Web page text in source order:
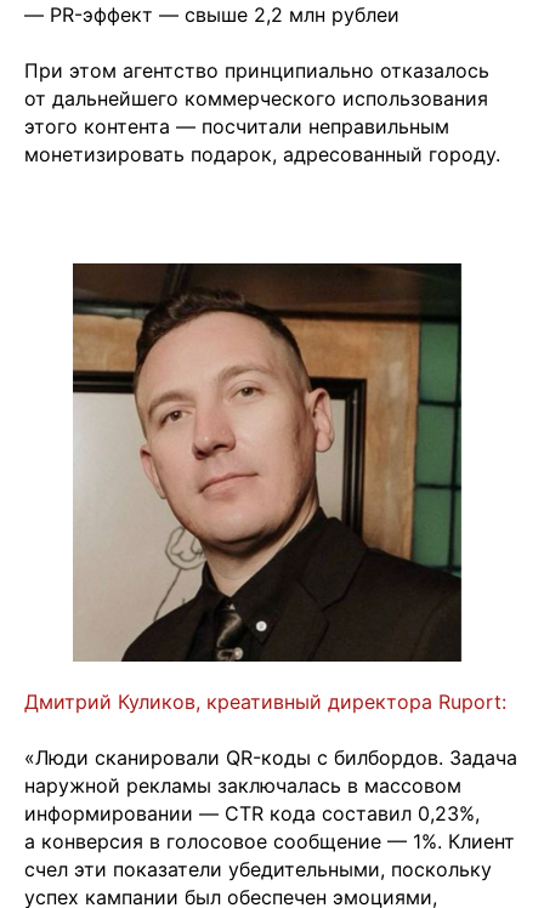
— PR-эффект — свыше 2,2 млн рублеи
При этом агентство принципиально отказалось
от дальнейшего коммерческого использования
этого контента — посчитали неправильным
монетизировать подарок, адресованный городу.
Дмитрий Куликов, креативный директора Ruport:
«Люди сканировали QR-коды с билбордов. Задача
наружной рекламы заключалась в массовом
информировании — CTR кода составил 0,23%,
а конверсия в голосовое сообщение — 1%. Клиент
счел эти показатели убедительными, поскольку
успех кампании был обеспечен эмоциями,